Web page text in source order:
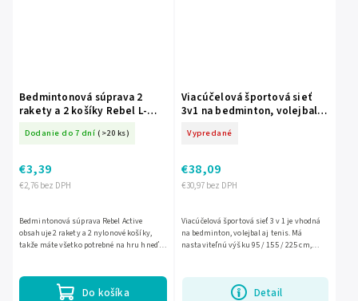
Bedmintonová súprava 2
rakety a 2 košíky Rebel L-
Dodanie do 7 dní (>20 ks)
€2,76 bez DPH
€3,39
Do košíka
Bedmintonová súprava Rebel Active
obsahuje 2 rakety a 2 nylonové košíky,
takže máte všetko potrebné na hru hneď
Viacúčelová športová sieť
3v1 na bedminton, volejbal a
TIS7529
Vypredané
€30,97 bez DPH
€38,09
Detail
Viacúčelová športová sieť 3 v 1 je vhodná
na bedminton, volejbal aj tenis. Má
nastaviteľnú výšku 95 / 155 / 225 cm,